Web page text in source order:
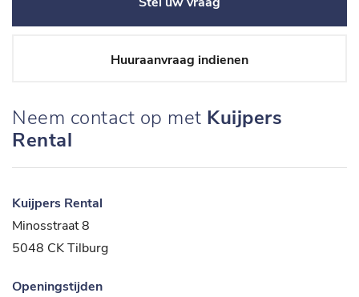
Huuraanvraag indienen
Neem contact op met Kuijpers
Rental
Kuijpers Rental
Minosstraat 8
5048 CK Tilburg
Openingstijden